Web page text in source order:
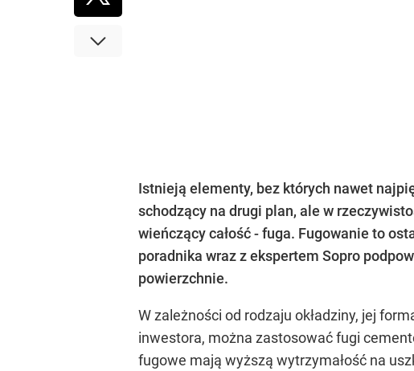
Istnieją elementy, bez których nawet
schodzący na drugi plan, ale w
wieńczący całość - fuga. Fugowanie to
poradnika wraz z ekspertem Sopro
powierzchnie.
W zależności od rodzaju okładziny, jej
inwestora, można zastosować fugi
fugowe mają wyższą wytrzymałość na